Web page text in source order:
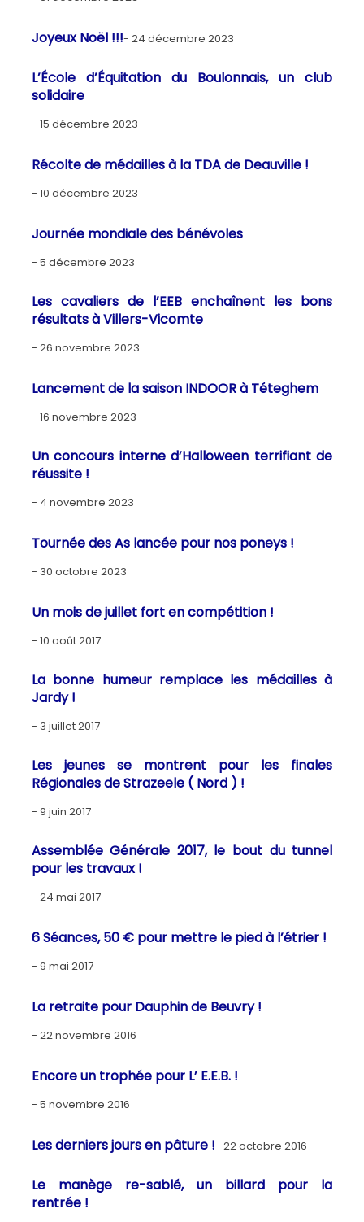
Joyeux Noël !!! 24 décembre 2023
L’École d’Équitation du Boulonnais, un club
solidaire
15 décembre 2023
Récolte de médailles à la TDA de Deauville !
10 décembre 2023
Journée mondiale des bénévoles
5 décembre 2023
Les cavaliers de l’EEB enchaînent les bons
résultats à Villers-Vicomte
26 novembre 2023
Lancement de la saison INDOOR à Téteghem
16 novembre 2023
Un concours interne d’Halloween terrifiant de
réussite !
4 novembre 2023
Tournée des As lancée pour nos poneys !
30 octobre 2023
Un mois de juillet fort en compétition !
10 août 2017
La bonne humeur remplace les médailles à
Jardy !
3 juillet 2017
Les jeunes se montrent pour les finales
Régionales de Strazeele ( Nord ) !
9 juin 2017
Assemblée Générale 2017, le bout du tunnel
pour les travaux !
24 mai 2017
6 Séances, 50 € pour mettre le pied à l’étrier !
9 mai 2017
La retraite pour Dauphin de Beuvry !
22 novembre 2016
Encore un trophée pour L’ E.E.B. !
5 novembre 2016
Les derniers jours en pâture ! 22 octobre 2016
Le manège re-sablé, un billard pour la
rentrée !